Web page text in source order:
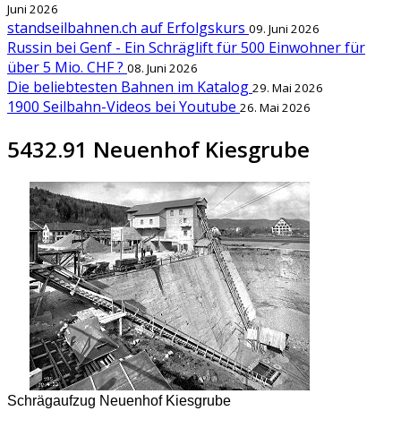
Juni 2026
standseilbahnen.ch auf Erfolgskurs 09. Juni 2026
Russin bei Genf - Ein Schräglift für 500 Einwohner für
über 5 Mio. CHF ? 08. Juni 2026
Die beliebtesten Bahnen im Katalog 29. Mai 2026
1900 Seilbahn-Videos bei Youtube 26. Mai 2026
5432.91 Neuenhof Kiesgrube
Schrägaufzug Neuenhof Kiesgrube